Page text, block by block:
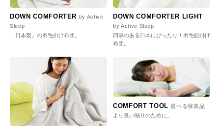
DOWN COMFORTER by Active
Sleep
「日本製」の羽毛掛け布団。
DOWN COMFORTER LIGHT
by Active Sleep
四季のある日本にぴったり！羽毛肌掛け
布団。
COMFORT TOOL選べる寝装品
より良い眠りのために。